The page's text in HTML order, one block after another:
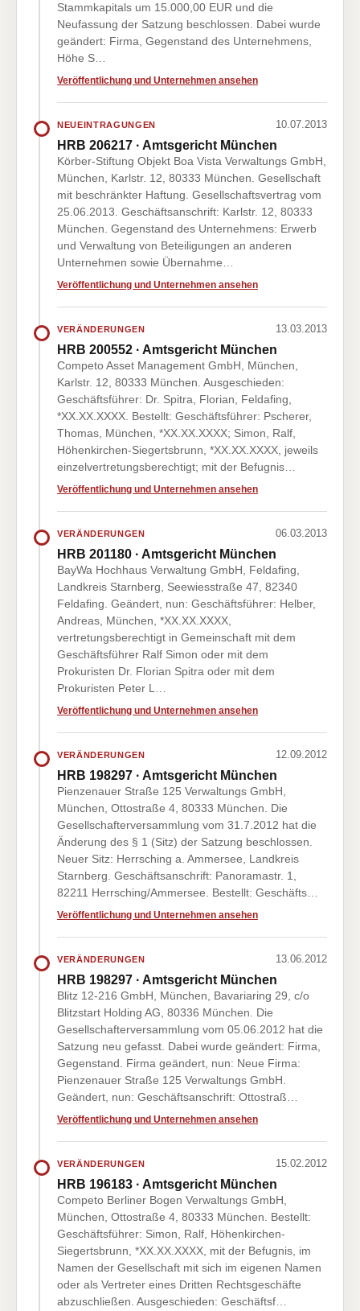
Stammkapitals um 15.000,00 EUR und die
Neufassung der Satzung beschlossen. Dabei wurde
geändert: Firma, Gegenstand des Unternehmens,
Höhe S…
Veröffentlichung und Unternehmen ansehen
NEUEINTRAGUNGEN 10.07.2013
HRB 206217 · Amtsgericht München
Körber-Stiftung Objekt Boa Vista Verwaltungs GmbH,
München, Karlstr. 12, 80333 München. Gesellschaft
mit beschränkter Haftung. Gesellschaftsvertrag vom
25.06.2013. Geschäftsanschrift: Karlstr. 12, 80333
München. Gegenstand des Unternehmens: Erwerb
und Verwaltung von Beteiligungen an anderen
Unternehmen sowie Übernahme…
Veröffentlichung und Unternehmen ansehen
VERÄNDERUNGEN 13.03.2013
HRB 200552 · Amtsgericht München
Competo Asset Management GmbH, München,
Karlstr. 12, 80333 München. Ausgeschieden:
Geschäftsführer: Dr. Spitra, Florian, Feldafing,
*XX.XX.XXXX. Bestellt: Geschäftsführer: Pscherer,
Thomas, München, *XX.XX.XXXX; Simon, Ralf,
Höhenkirchen-Siegertsbrunn, *XX.XX.XXXX, jeweils
einzelvertretungsberechtigt; mit der Befugnis…
Veröffentlichung und Unternehmen ansehen
VERÄNDERUNGEN 06.03.2013
HRB 201180 · Amtsgericht München
BayWa Hochhaus Verwaltung GmbH, Feldafing,
Landkreis Starnberg, Seewiesstraße 47, 82340
Feldafing. Geändert, nun: Geschäftsführer: Helber,
Andreas, München, *XX.XX.XXXX,
vertretungsberechtigt in Gemeinschaft mit dem
Geschäftsführer Ralf Simon oder mit dem
Prokuristen Dr. Florian Spitra oder mit dem
Prokuristen Peter L…
Veröffentlichung und Unternehmen ansehen
VERÄNDERUNGEN 12.09.2012
HRB 198297 · Amtsgericht München
Pienzenauer Straße 125 Verwaltungs GmbH,
München, Ottostraße 4, 80333 München. Die
Gesellschafterversammlung vom 31.7.2012 hat die
Änderung des § 1 (Sitz) der Satzung beschlossen.
Neuer Sitz: Herrsching a. Ammersee, Landkreis
Starnberg. Geschäftsanschrift: Panoramastr. 1,
82211 Herrsching/Ammersee. Bestellt: Geschäfts…
Veröffentlichung und Unternehmen ansehen
VERÄNDERUNGEN 13.06.2012
HRB 198297 · Amtsgericht München
Blitz 12-216 GmbH, München, Bavariaring 29, c/o
Blitzstart Holding AG, 80336 München. Die
Gesellschafterversammlung vom 05.06.2012 hat die
Satzung neu gefasst. Dabei wurde geändert: Firma,
Gegenstand. Firma geändert, nun: Neue Firma:
Pienzenauer Straße 125 Verwaltungs GmbH.
Geändert, nun: Geschäftsanschrift: Ottostraß…
Veröffentlichung und Unternehmen ansehen
VERÄNDERUNGEN 15.02.2012
HRB 196183 · Amtsgericht München
Competo Berliner Bogen Verwaltungs GmbH,
München, Ottostraße 4, 80333 München. Bestellt:
Geschäftsführer: Simon, Ralf, Höhenkirchen-
Siegertsbrunn, *XX.XX.XXXX, mit der Befugnis, im
Namen der Gesellschaft mit sich im eigenen Namen
oder als Vertreter eines Dritten Rechtsgeschäfte
abzuschließen. Ausgeschieden: Geschäftsf…